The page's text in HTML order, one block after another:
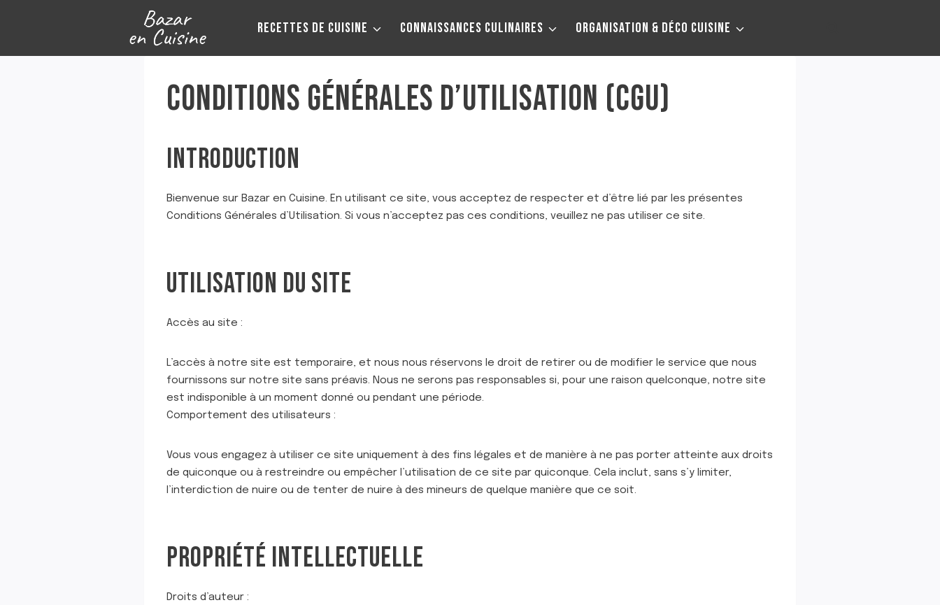
RECETTES DE CUISINE CONNAISSANCES CULINAIRES ORGANISATION & DÉCO CUISINE
CONDITIONS GÉNÉRALES D’UTILISATION (CGU)
INTRODUCTION
Bienvenue sur Bazar en Cuisine. En utilisant ce site, vous acceptez de respecter et d’être lié par les présentes
Conditions Générales d’Utilisation. Si vous n’acceptez pas ces conditions, veuillez ne pas utiliser ce site.
UTILISATION DU SITE
Accès au site :
L’accès à notre site est temporaire, et nous nous réservons le droit de retirer ou de modifier le service que nous
fournissons sur notre site sans préavis. Nous ne serons pas responsables si, pour une raison quelconque, notre site
est indisponible à un moment donné ou pendant une période.
Comportement des utilisateurs :
Vous vous engagez à utiliser ce site uniquement à des fins légales et de manière à ne pas porter atteinte aux droits
de quiconque ou à restreindre ou empêcher l’utilisation de ce site par quiconque. Cela inclut, sans s’y limiter,
l’interdiction de nuire ou de tenter de nuire à des mineurs de quelque manière que ce soit.
PROPRIÉTÉ INTELLECTUELLE
Droits d’auteur :